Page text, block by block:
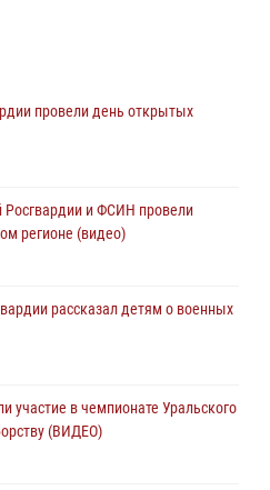
выступил на Всероссийском
«Территория смыслов»
генерал армии Виктор Золотов
тыла с профессиональным
боевое мастерство на Ямале
практическое занятие для
провели день открытых
Росгвардии и ФСИН провели
регионе (видео)
рассказал детям о военных
участие в чемпионате Уральского
(ВИДЕО)